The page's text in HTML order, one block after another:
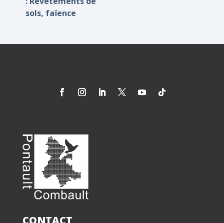
sols, faïence
CONTACT